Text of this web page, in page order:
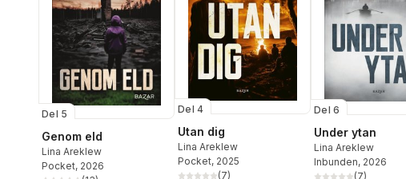
Del 5
Genom eld
Lina Areklew
Pocket, 2026
Del 4
Utan dig
Lina Areklew
Pocket, 2025
(7)
Del 6
Under ytan
Lina Areklew
Inbunden, 2026
(7)